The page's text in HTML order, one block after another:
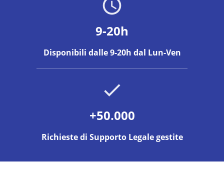
9-20h
Disponibili dalle 9-20h dal Lun-Ven
+50.000
Richieste di Supporto Legale gestite